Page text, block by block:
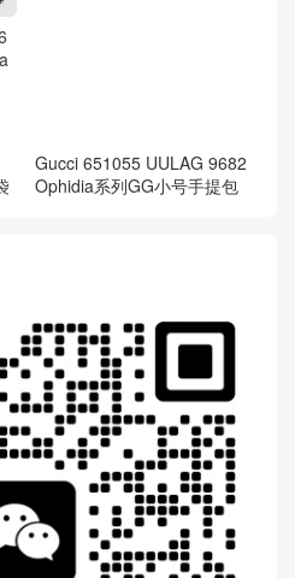
Gucci 651055 UULAG 9682
Ophidia系列GG小号手提包